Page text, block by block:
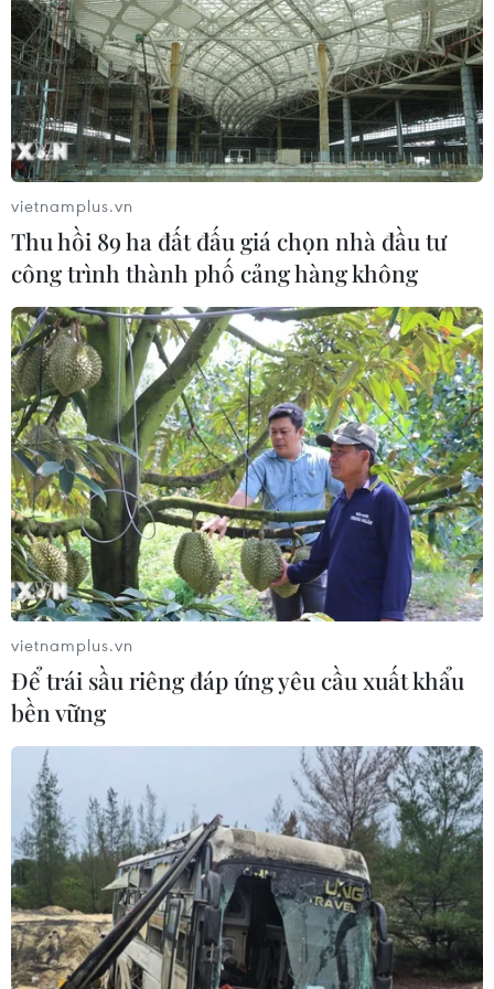
02/08/2026 03:25
Báo động cận thị học đường khi
nhiều trẻ giảm thị lực từ rất sớm
01/08/2026 09:31
Thành phố Hồ Chí Minh phát triển
hệ thống y tế đa tầng, đồng bộ, thống
nhất
01/08/2026 09:14
Gia Lai xác thực 99,8% dữ liệu bảo
hiểm
01/08/2026 07:05
Bộ Y tế : Trên 22% người trưởng
thành thiếu vận động thể lực
31/07/2026 04:10
TP Hồ Chí Minh đồng hành để trẻ
mắc bệnh hiểm nghèo không lỡ cơ
hội học tập và điều trị
30/07/2026 13:53
Bé trai 7 tuổi được ghép thận xuyên
Việt từ người hiến chết não
30/07/2026 12:52
vietnamplus.vn
Thu hồi 89 ha đất đấu giá chọn nhà đầu tư
công trình thành phố cảng hàng không
vietnamplus.vn
Để trái sầu riêng đáp ứng yêu cầu xuất khẩu
bền vững